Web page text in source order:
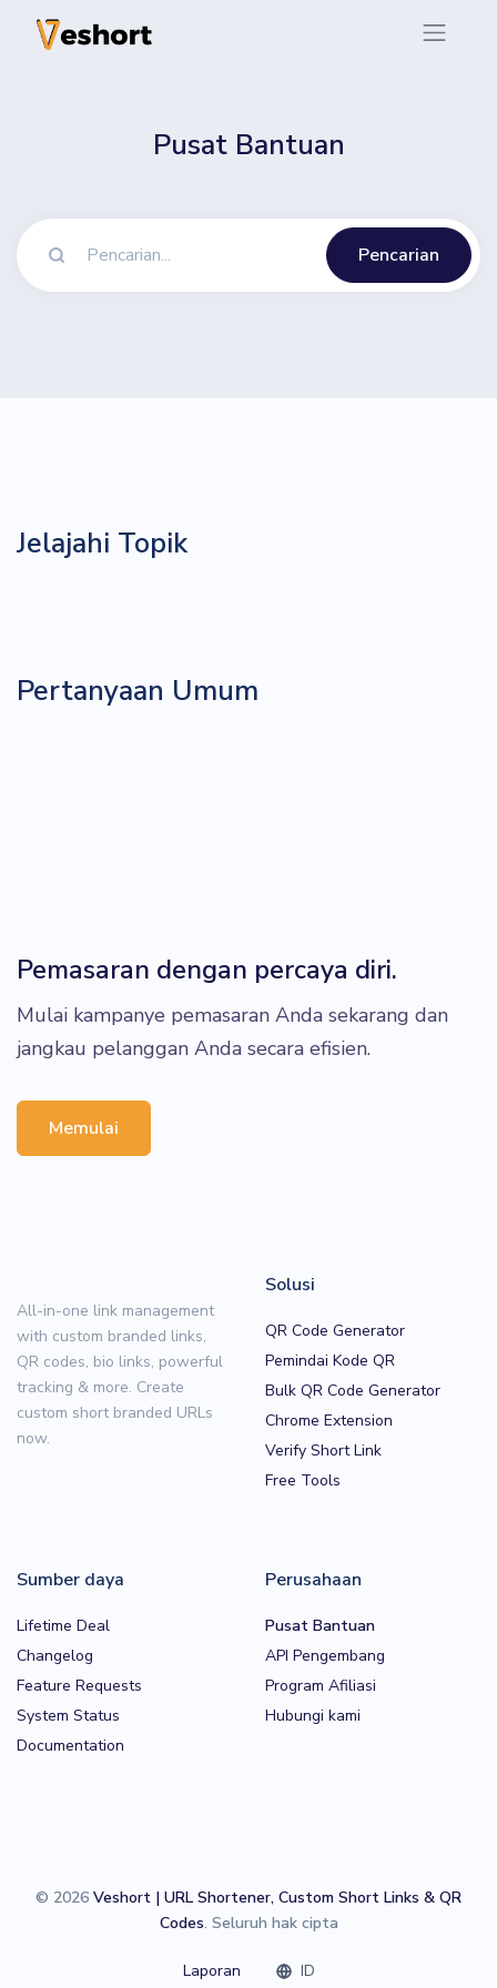
Pusat Bantuan
Pencarian
Jelajahi Topik
Pertanyaan Umum
Pemasaran dengan percaya diri.
Mulai kampanye pemasaran Anda sekarang dan
jangkau pelanggan Anda secara efisien.
Memulai
All-in-one link management
with custom branded links,
QR codes, bio links, powerful
tracking & more. Create
custom short branded URLs
now.
Solusi
QR Code Generator
Pemindai Kode QR
Bulk QR Code Generator
Chrome Extension
Verify Short Link
Free Tools
Sumber daya
Lifetime Deal
Changelog
Feature Requests
System Status
Documentation
Perusahaan
Pusat Bantuan
API Pengembang
Program Afiliasi
Hubungi kami
© 2026 Veshort | URL Shortener, Custom Short Links & QR
Codes. Seluruh hak cipta
Laporan ID